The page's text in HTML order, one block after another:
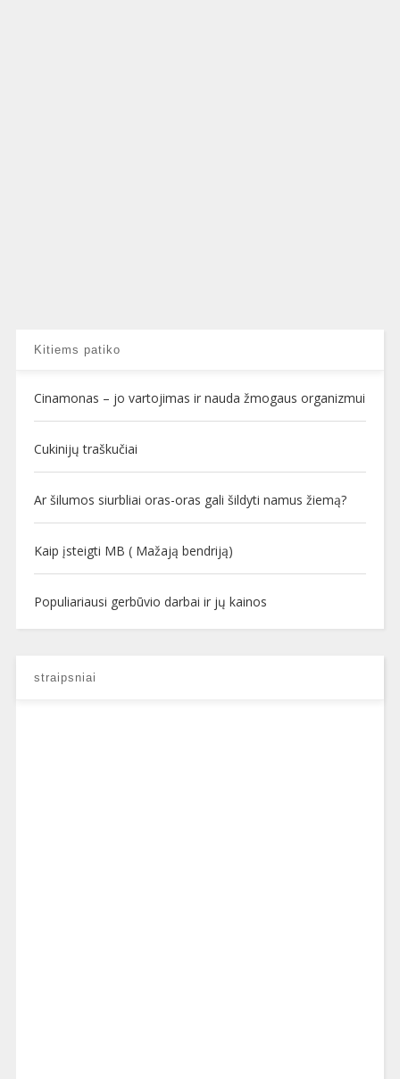
Kitiems patiko
Cinamonas – jo vartojimas ir nauda žmogaus organizmui
Cukinijų traškučiai
Ar šilumos siurbliai oras-oras gali šildyti namus žiemą?
Kaip įsteigti MB ( Mažają bendriją)
Populiariausi gerbūvio darbai ir jų kainos
straipsniai